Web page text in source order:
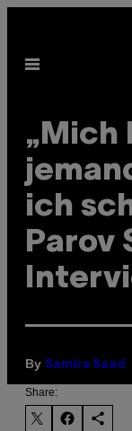
content
Open
„Mich
ich
Parov
By Samira Saad
Share: